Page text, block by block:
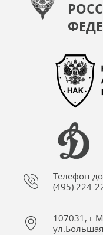
Телефон
(495) 224-
107031,